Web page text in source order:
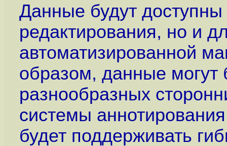
Данные будут доступны
редактирования, но и
автоматизированной
образом, данные могут
разнообразных
системы
будет поддерживать